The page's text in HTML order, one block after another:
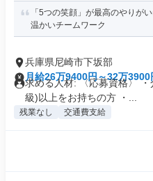
「5つの笑顔」が最高のやりが
温かいチームワーク
兵庫県尼崎市下坂部
月給26万9400円～32万3900
求める人材: 〈応募資格〉
級)以上をお持ちの方 ・...
残業なし 交通費支給